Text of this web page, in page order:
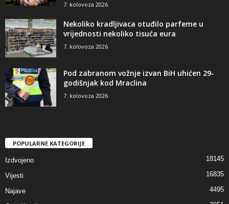
7. kolovoza 2026
Nekoliko kradljivaca otuđilo parfeme u
vrijednosti nekoliko tisuća eura
7. kolovoza 2026
Pod zabranom vožnje izvan BiH uhićen 29-
godišnjak kod Mraclina
7. kolovoza 2026
POPULARNE KATEGORIJE
Izdvojeno 18145
Vijesti 16835
Najave 4495